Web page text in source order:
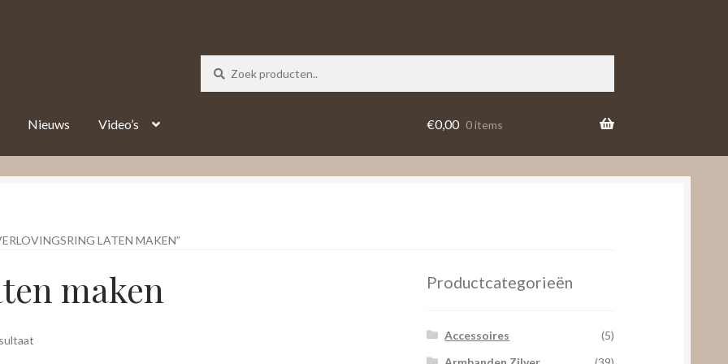
Nieuws Video’s €0,00 0 items
LATEN MAKEN”
maken Productcategorieën
Accessoires
(5)